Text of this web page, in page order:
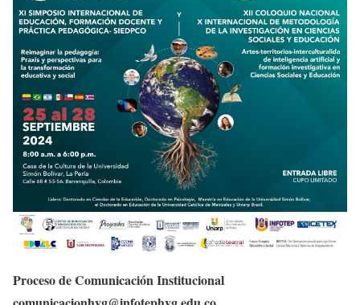
Proceso de Comunicación Institucional